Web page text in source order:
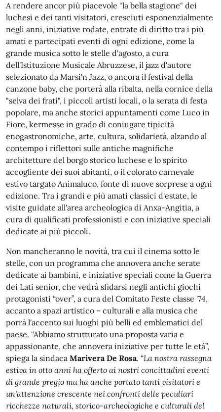
A rendere ancor più piacevole "la bella stagione" dei
luchesi e dei tanti visitatori, cresciuti esponenzialmente
negli anni, iniziative rodate, entrate di diritto tra i più
amati e partecipati eventi di ogni edizione, come la
grande musica sotto le stelle d'agosto, a cura
dell'Istituzione Musicale Abruzzese, il jazz d'autore
selezionato da Marsi'n Jazz, o ancora il festival della
canzone baby, che porterà alla ribalta, nella cornice della
"selva dei frati", i piccoli artisti locali, o la serata di festa
popolare, ma anche storici appuntamenti come Luco in
Fiore, kermesse in grado di coniugare tipicità
enogastronomiche, arte, cultura, solidarietà, alzando al
contempo i riflettori sulle antiche magnifiche
architetture del borgo storico luchese e lo spirito
accogliente dei suoi abitanti, o il colorato carnevale
estivo targato Animaluco, fonte di nuove sorprese a ogni
edizione. Tra i grandi e più amati classici d'estate, le
visite guidate all'area archeologica di Anxa-Angitia, a
cura di qualificati professionisti e con iniziative speciali
dedicate ai più piccoli.
Non mancheranno le novità, tra cui il cinema sotto le
stelle, con un programma che annovera anche serate
dedicate ai bambini, e iniziative speciali come la Guerra
dei Lati senior, che vedrà sfidarsi negli antichi giochi
protagonisti “over”, a cura del Comitato Feste classe '74,
accanto a spazi artistico – culturali e alla musica che
porrà l'accento sui luoghi più belli ed emblematici del
paese. “Abbiamo strutturato una proposta varia e
appassionante, che annovera iniziative per tutte le età”,
spiega la sindaca Marivera De Rosa. “La nostra rassegna
estiva in otto anni ha offerto ai nostri concittadini eventi
di grande pregio ma ha anche portato tanti visitatori e
un'attenzione crescente nei confronti delle peculiari
ricchezze naturali, storico-archeologiche e culturali del